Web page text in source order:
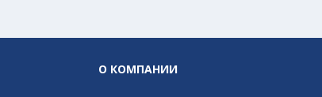
О КОМПАНИИ